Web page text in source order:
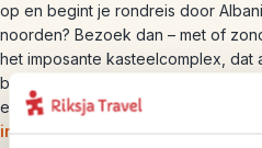
op en begint je rondreis door
noorden? Bezoek dan – met of
het imposante kasteelcomplex, dat
beschouwd. Ga verder naar
ervoor om de grens over te gaan
in Noord-Macedonië